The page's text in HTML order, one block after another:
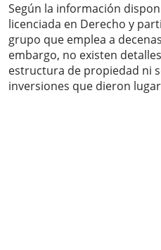
Según la información
licenciada en Derecho y
grupo que emplea a
embargo, no existen
estructura de propiedad ni
inversiones que dieron